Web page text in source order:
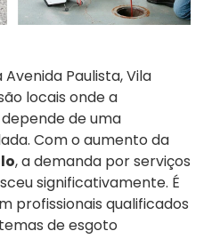
Paulista, Vila
locais onde a
de uma
Com o aumento da
, a demanda por serviços
significativamente. É
profissionais qualificados
de esgoto